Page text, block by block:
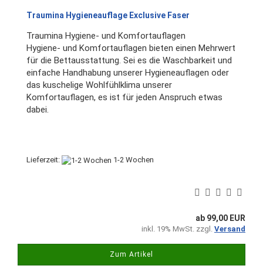
Traumina Hygieneauflage Exclusive Faser
Traumina Hygiene- und Komfortauflagen
Hygiene- und Komfortauflagen bieten einen Mehrwert
für die Bettausstattung. Sei es die Waschbarkeit und
einfache Handhabung unserer Hygieneauflagen oder
das kuschelige Wohlfühlklima unserer
Komfortauflagen, es ist für jeden Anspruch etwas
dabei.
Lieferzeit: 1-2 Wochen
ab 99,00 EUR
inkl. 19% MwSt. zzgl. Versand
Zum Artikel